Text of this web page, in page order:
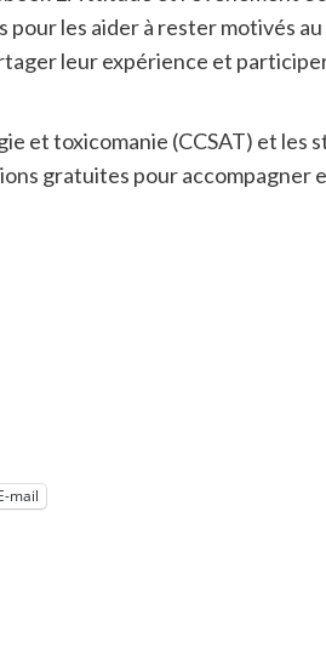
les aider à rester motivés
leur expérience et
et toxicomanie (CCSAT) et les
gratuites pour accompagner
mail